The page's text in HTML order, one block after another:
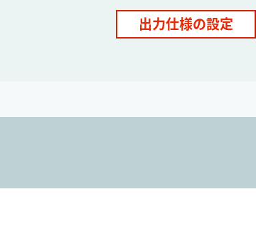
出力仕様の設定